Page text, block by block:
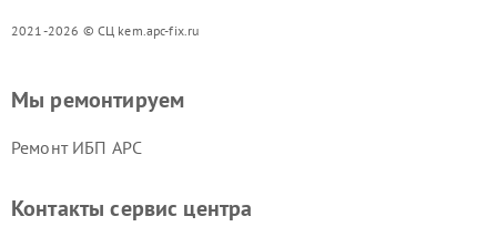
2021-2026 © СЦ kem.apc-fix.ru
Мы ремонтируем
Ремонт ИБП APC
Контакты сервис центра